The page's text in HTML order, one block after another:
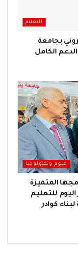
التعليم
بجامعة
الكامل
علوم وتكنولوجيا
المتميزة
للتعليم
كوادر